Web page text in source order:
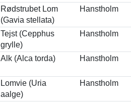
Rødstrubet Lom
(Gavia stellata)
Hanstholm
Tejst (Cepphus
grylle)
Hanstholm
Alk (Alca torda) Hanstholm
Lomvie (Uria
aalge)
Hanstholm